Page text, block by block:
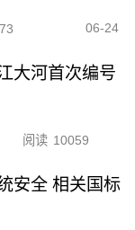
06-24
大河首次编号
阅读 10059
安全 相关国标